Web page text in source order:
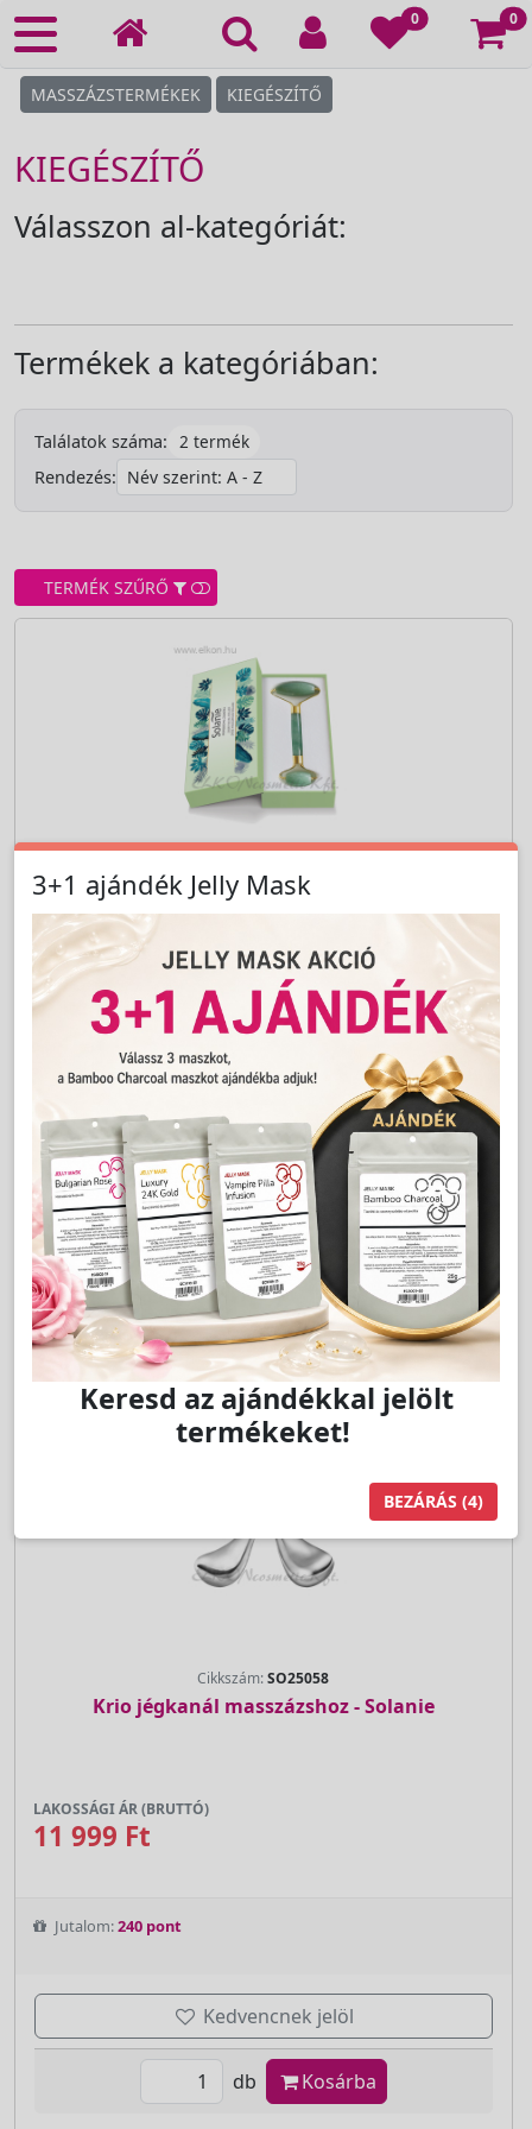
0 0
MASSZÁZSTERMÉKEK KIEGÉSZÍTŐ
KIEGÉSZÍTŐ
Válasszon al-kategóriát:
Termékek a kategóriában:
Találatok száma:
2 termék
Rendezés:
TERMÉK SZŰRŐ
Cikkszám: SO25050
Jáde Masszírozó Roller - Solanie
A szakmai árhoz jelentkezzen be!
LAKOSSÁGI ÁR (BRUTTÓ)
8 199 Ft
Jutalom:164 pont
Kedvencnek jelöl
db Kosárba
Cikkszám:SO25058
Krio jégkanál masszázshoz - Solanie
LAKOSSÁGI ÁR (BRUTTÓ)
11 999 Ft
Jutalom:240 pont
Kedvencnek jelöl
db Kosárba
3+1 ajándék Jelly Mask
Keresd az ajándékkal jelölt
termékeket!
BEZÁRÁS (4)